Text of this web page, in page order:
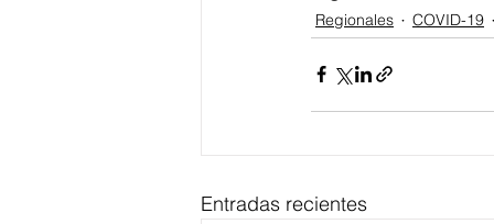
Regionales COVID-19
Entradas recientes